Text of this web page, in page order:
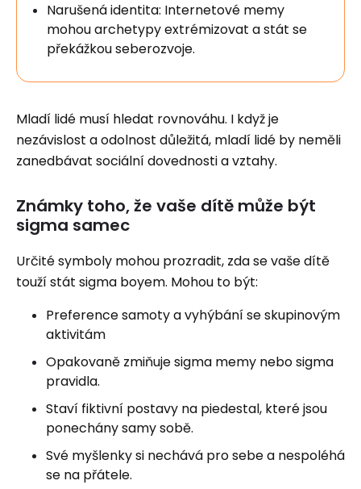
Narušená identita: Internetové memy
mohou archetypy extrémizovat a stát se
překážkou seberozvoje.
Mladí lidé musí hledat rovnováhu. I když je
nezávislost a odolnost důležitá, mladí lidé by neměli
zanedbávat sociální dovednosti a vztahy.
Známky toho, že vaše dítě může být
sigma samec
Určité symboly mohou prozradit, zda se vaše dítě
touží stát sigma boyem. Mohou to být:
Preference samoty a vyhýbání se skupinovým
aktivitám
Opakovaně zmiňuje sigma memy nebo sigma
pravidla.
Staví fiktivní postavy na piedestal, které jsou
ponechány samy sobě.
Své myšlenky si nechává pro sebe a nespoléhá
se na přátele.